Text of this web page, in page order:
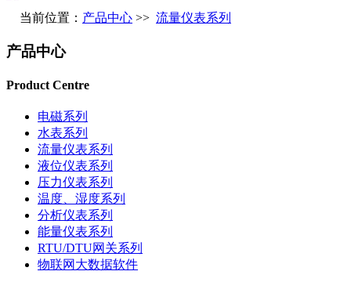
当前位置： 产品中心 >> 流量仪表系列
产品中心
Product Centre
电磁系列
水表系列
流量仪表系列
液位仪表系列
压力仪表系列
温度、湿度系列
分析仪表系列
能量仪表系列
RTU/DTU网关系列
物联网大数据软件